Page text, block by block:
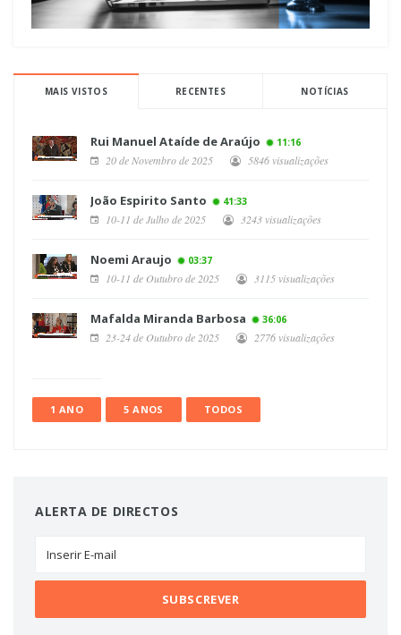
MAIS VISTOS RECENTES NOTÍCIAS
Rui Manuel Ataíde de Araújo 11:16
20 de Novembro de 2025 5846 visualizações
João Espirito Santo 41:33
10-11 de Julho de 2025 3243 visualizações
Noemi Araujo 03:37
10-11 de Outubro de 2025 3115 visualizações
Mafalda Miranda Barbosa 36:06
23-24 de Outubro de 2025 2776 visualizações
1 ANO 5 ANOS TODOS
ALERTA DE DIRECTOS